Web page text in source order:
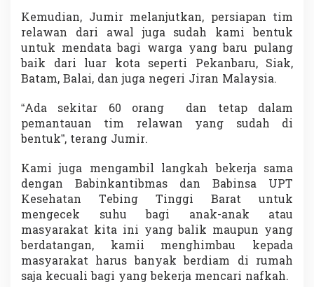
n
C
o
v
d
1
9
Kemudian, Jumir melanjutkan, persiapan tim
relawan dari awal juga sudah kami bentuk
untuk mendata bagi warga yang baru pulang
baik dari luar kota seperti Pekanbaru, Siak,
Batam, Balai, dan juga negeri Jiran Malaysia.
“Ada sekitar 60 orang dan tetap dalam
pemantauan tim relawan yang sudah di
bentuk”, terang Jumir.
Kami juga mengambil langkah bekerja sama
dengan Babinkantibmas dan Babinsa UPT
Kesehatan Tebing Tinggi Barat untuk
mengecek suhu bagi anak-anak atau
masyarakat kita ini yang balik maupun yang
berdatangan, kamii menghimbau kepada
masyarakat harus banyak berdiam di rumah
saja kecuali bagi yang bekerja mencari nafkah.